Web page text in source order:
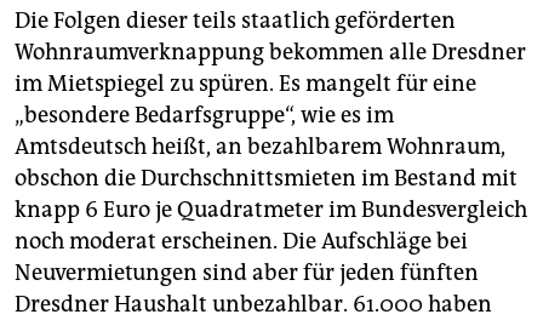
Die Folgen dieser teils staatlich geförderten
Wohnraumverknappung bekommen alle Dresdner
im Mietspiegel zu spüren. Es mangelt für eine
„besondere Bedarfsgruppe“, wie es im
Amtsdeutsch heißt, an bezahlbarem Wohnraum,
obschon die Durchschnittsmieten im Bestand mit
knapp 6 Euro je Quadratmeter im Bundesvergleich
noch moderat erscheinen. Die Aufschläge bei
Neuvermietungen sind aber für jeden fünften
Dresdner Haushalt unbezahlbar. 61.000 haben